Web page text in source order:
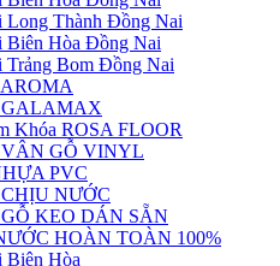
Long Thành Đồng Nai
Biên Hòa Đồng Nai
Trảng Bom Đồng Nai
Khóa ROSA FLOOR
GỖ VINYL
PVC
NƯỚC
KEO DÁN SẴN
HOÀN TOÀN 100%
Biên Hòa